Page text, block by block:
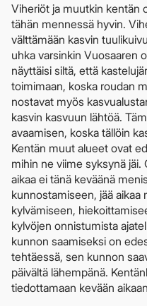
Viheriöt ja muutkin kentän
tähän mennessä hyvin.
välttämään kasvin
uhka varsinkin Vuosaaren
näyttäisi siltä, että
toimimaan, koska roudan
nostavat myös
kasvin kasvuun lähtöä.
avaamisen, koska tällöin
Kentän muut alueet ovat
mihin ne viime syksynä
aikaa ei tänä keväänä
kunnostamiseen, jää
kylvämiseen,
kylvöjen onnistumista
kunnon saamiseksi on
tehtäessä, sen kunnon
päivältä lähempänä.
tiedottamaan kevään